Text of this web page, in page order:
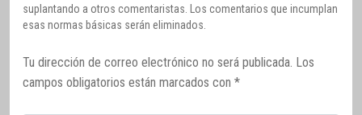
suplantando a otros comentaristas. Los comentarios que incumplan
esas normas básicas serán eliminados.
Tu dirección de correo electrónico no será publicada. Los
campos obligatorios están marcados con *